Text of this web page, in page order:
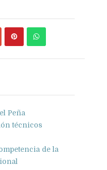
Pin Send
Peña
técnicos
de la